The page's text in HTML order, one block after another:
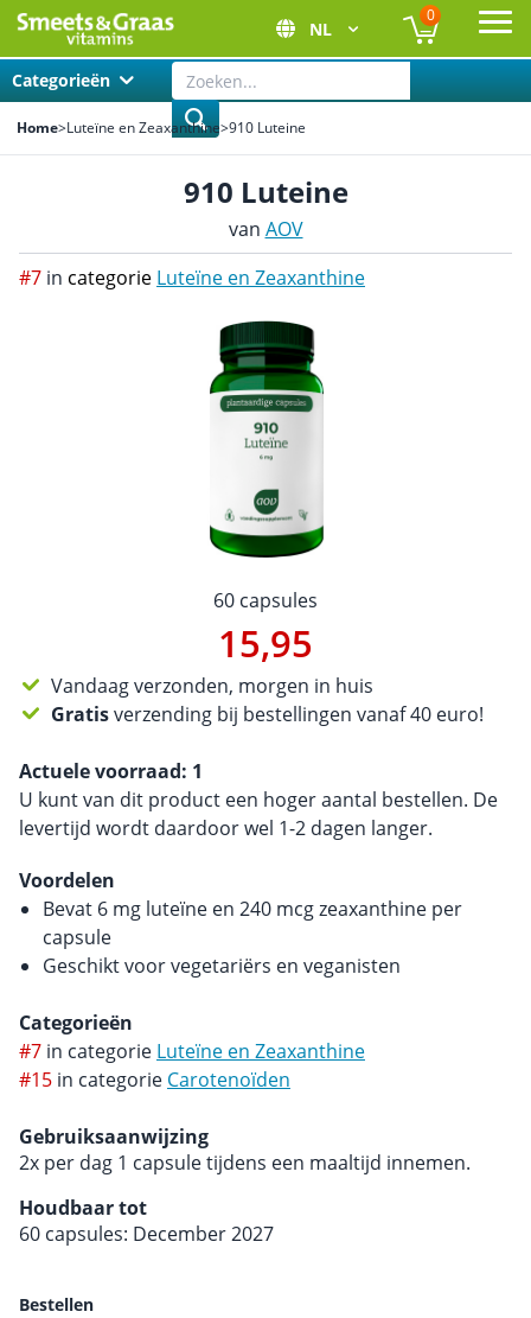
NL
0
Categorieën
Home>Luteïne en Zeaxanthine>910 Luteine
910 Luteine
van AOV
#7 in categorie Luteïne en Zeaxanthine
60 capsules
15,95
Vandaag verzonden, morgen in huis
Gratisverzending bij bestellingen vanaf 40 euro!
Actuele voorraad: 1
U kunt van dit product een hoger aantal bestellen. De
levertijd wordt daardoor wel 1-2 dagen langer.
Voordelen
Bevat 6 mg luteïne en 240 mcg zeaxanthine per
capsule
Geschikt voor vegetariërs en veganisten
Categorieën
#7 in categorie Luteïne en Zeaxanthine
#15 in categorie Carotenoïden
Gebruiksaanwijzing
2x per dag 1 capsule tijdens een maaltijd innemen.
Houdbaar tot
60 capsules: December 2027
Bestellen